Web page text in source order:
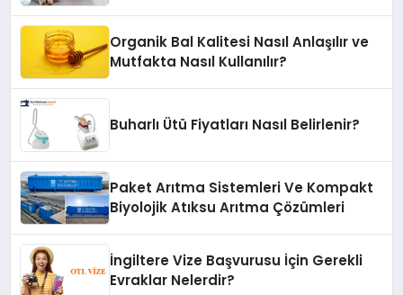
Organik Bal Kalitesi Nasıl Anlaşılır ve
Mutfakta Nasıl Kullanılır?
Buharlı Ütü Fiyatları Nasıl Belirlenir?
Paket Arıtma Sistemleri Ve Kompakt
Biyolojik Atıksu Arıtma Çözümleri
İngiltere Vize Başvurusu İçin Gerekli
Evraklar Nelerdir?